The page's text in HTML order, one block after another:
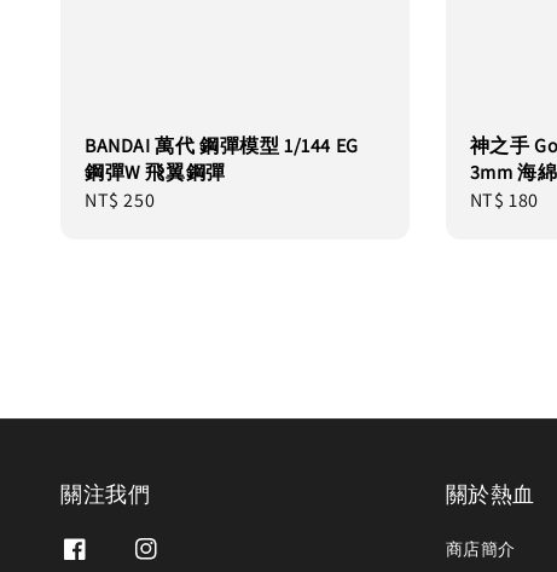
BANDAI 萬代 鋼彈模型 1/144 EG
鋼彈W 飛翼鋼彈
Regular
NT$ 250
神之手
3mm 海
Regular
NT$ 180
關注我們 關於熱血
商店簡介